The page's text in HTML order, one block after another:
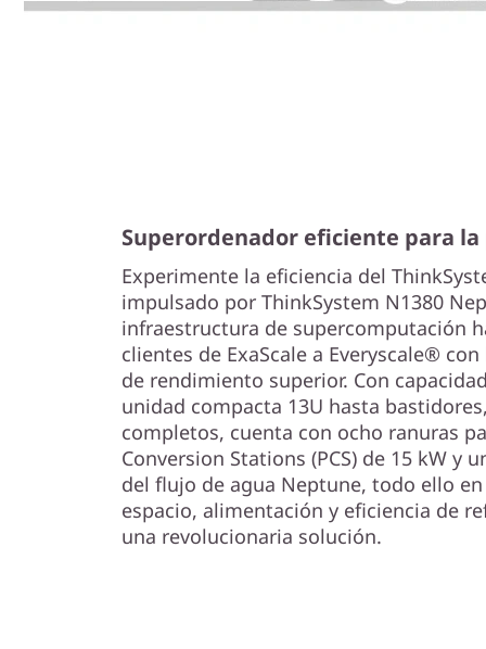
Superordenador eficiente para
Experimente la eficiencia del
impulsado por ThinkSystem N1380
infraestructura de supercomputación
clientes de ExaScale a Everyscale®
de rendimiento superior. Con
unidad compacta 13U hasta
completos, cuenta con ocho ranuras
Conversion Stations (PCS) de 15 kW y
del flujo de agua Neptune, todo ello
espacio, alimentación y eficiencia de
una revolucionaria solución.